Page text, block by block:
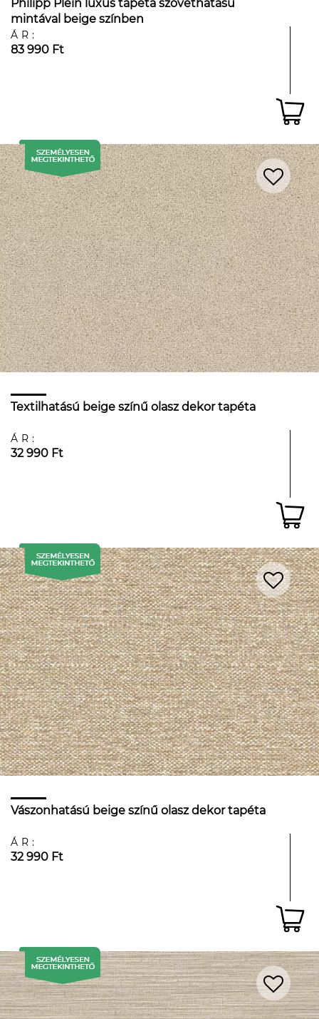
Philipp Plein luxus tapéta szövethatású
mintával beige színben
ÁR:
83 990 Ft
Textilhatású beige színű olasz dekor tapéta
ÁR:
32 990 Ft
Vászonhatású beige színű olasz dekor tapéta
ÁR:
32 990 Ft